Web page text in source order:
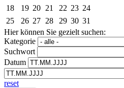
18
19 20 21 22 23 24
25
26 27 28 29 30 31
Hier können Sie gezielt suchen:
Kategorie
Suchwort
Datum
reset